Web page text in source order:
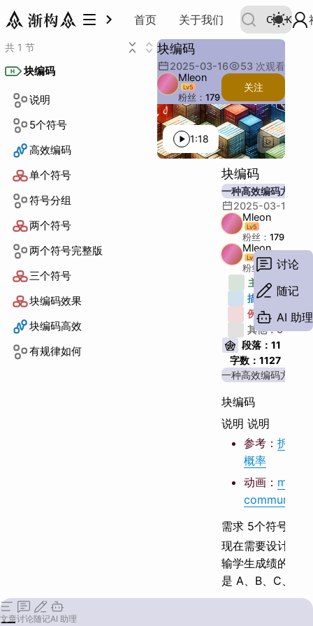
首页 关于我们 Ctrl K
共 1 节
H 块编码
说明
5个符号
高效编码
单个符号
符号分组
两个符号
两个符号完整版
三个符号
块编码效果
块编码高效
有规律如何
块编码
块编码
说明
说明
5个符号
5个符号
高效编码
高效编码
单个符号
单个符号
符号分组
符号分组
两个符号
两个符号
两个符号完整版
两个符号完整版
三个符号
三个符号
块编码效果
块编码效果
块编码高效
块编码高效
有规律如何
有规律如何
块编码
2025-03-16 53 次观看
Mleon
Lv5
粉丝：179
关注
主题：
描述：
例子：
1:18
块编码
一种高效编码方法
2025-03-16
Mleon
Lv5
粉丝： 179
Mleon
Lv5
粉丝：179
主题：
描述：2
例子：
4
其他：5
段落：11
字数：1127
一种高效编码方法
块编码
说明 说明
参考： 拆分-
概率
动画： manim
community
需求 5个符号
现在需要设计一
输学生成绩的信
是 A、B、C、D
么设计更高效呢？
讨论
随记
AI 助理
文章讨论随记AI 助理